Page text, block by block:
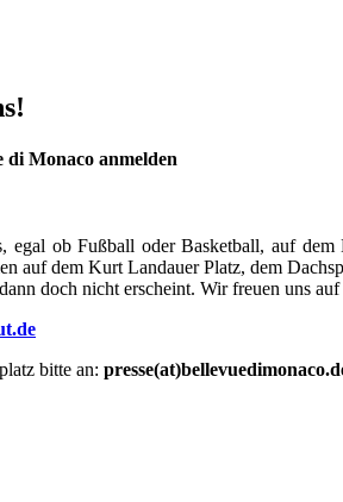
Monaco anmelden
ob Fußball oder Basketball, auf
auf dem Kurt Landauer Platz, dem
doch nicht erscheint. Wir freuen uns
bitte an: